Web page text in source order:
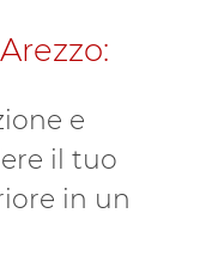
e
il tuo
in un